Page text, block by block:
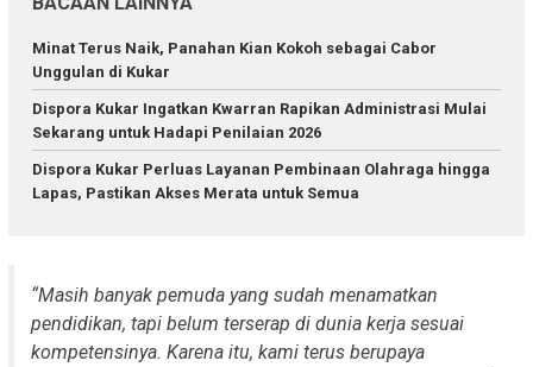
Minat Terus Naik, Panahan Kian Kokoh sebagai Cabor
Unggulan di Kukar
Dispora Kukar Ingatkan Kwarran Rapikan Administrasi Mulai
Sekarang untuk Hadapi Penilaian 2026
Dispora Kukar Perluas Layanan Pembinaan Olahraga hingga
Lapas, Pastikan Akses Merata untuk Semua
“Masih banyak pemuda yang sudah menamatkan
pendidikan, tapi belum terserap di dunia kerja sesuai
kompetensinya. Karena itu, kami terus berupaya